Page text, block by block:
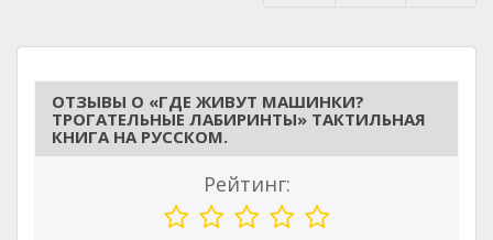
ОТЗЫВЫ О «ГДЕ ЖИВУТ МАШИНКИ?
ТРОГАТЕЛЬНЫЕ ЛАБИРИНТЫ» ТАКТИЛЬНАЯ
КНИГА НА РУССКОМ.
Рейтинг: